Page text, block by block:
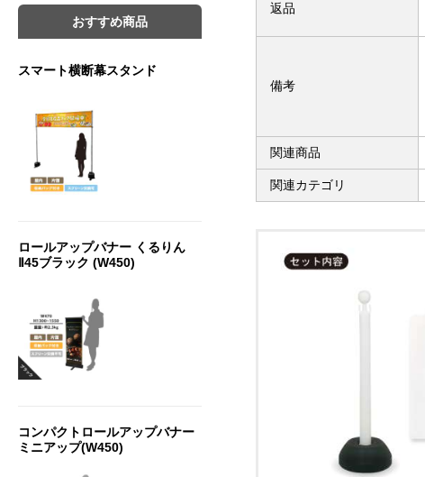
返品
備考
関連商品
関連カテゴリ
おすすめ商品
スマート横断幕スタンド
ロールアップバナー くるりん
Ⅱ45ブラック (W450)
コンパクトロールアップバナー
ミニアップ(W450)